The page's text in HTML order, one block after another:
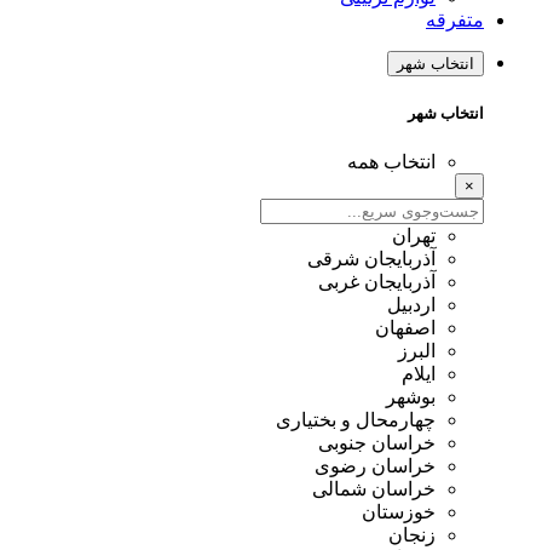
متفرقه
انتخاب شهر
انتخاب شهر
انتخاب همه
تهران
آذربایجان شرقی
آذربایجان غربی
اردبیل
اصفهان
البرز
ایلام
بوشهر
چهارمحال و بختیاری
خراسان جنوبی
خراسان رضوی
خراسان شمالی
خوزستان
زنجان